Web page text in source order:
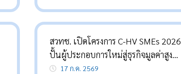
สวทช. เปิดโครงการ C-HV SMEs 2026
ปั้นผู้ประกอบการใหม่สู่ธุรกิจมูลค่าสูง
ด้วยนวัตกรรม
17 ก.ค. 2569